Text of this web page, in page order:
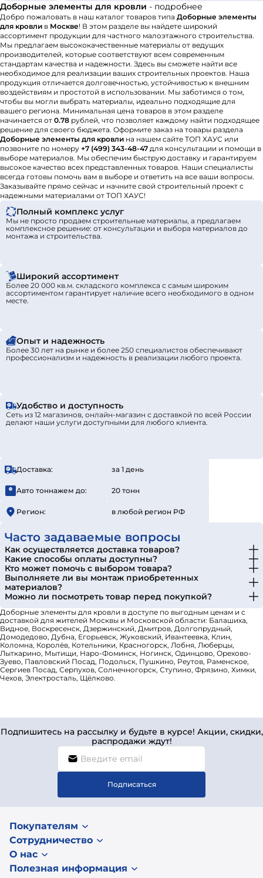
Доборные элементы для кровли - подробнее
Добро пожаловать в наш каталог товаров типа Доборные элементы
для кровли в Москве! В этом разделе вы найдете широкий
ассортимент продукции для частного малоэтажного строительства.
Мы предлагаем высококачественные материалы от ведущих
производителей, которые соответствуют всем современным
стандартам качества и надежности. Здесь вы сможете найти все
необходимое для реализации ваших строительных проектов. Наша
продукция отличается долговечностью, устойчивостью к внешним
воздействиям и простотой в использовании. Мы заботимся о том,
чтобы вы могли выбрать материалы, идеально подходящие для
вашего региона. Минимальная цена товаров в этом разделе
начинается от 0.78 рублей, что позволяет каждому найти подходящее
решение для своего бюджета. Оформите заказ на товары раздела
Доборные элементы для кровли на нашем сайте ТОП ХАУС или
позвоните по номеру +7 (499) 343-48-47 для консультации и помощи в
выборе материалов. Мы обеспечим быструю доставку и гарантируем
высокое качество всех представленных товаров. Наши специалисты
всегда готовы помочь вам в выборе и ответить на все ваши вопросы.
Заказывайте прямо сейчас и начните свой строительный проект с
надежными материалами от ТОП ХАУС!
Полный комплекс услуг
Мы не просто продаем строительные материалы, а предлагаем
комплексное решение: от консультации и выбора материалов до
монтажа и строительства.
Широкий ассортимент
Более 20 000 кв.м. складского комплекса с самым широким
ассортиментом гарантирует наличие всего необходимого в одном
месте.
Опыт и надежность
Более 30 лет на рынке и более 250 специалистов обеспечивают
профессионализм и надежность в реализации любого проекта.
Удобство и доступность
Сеть из 12 магазинов, онлайн-магазин с доставкой по всей России
делают наши услуги доступными для любого клиента.
Доставка: за 1 день
Авто тоннажем до: 20 тонн
Регион: в любой регион РФ
Часто задаваемые вопросы
Как осуществляется доставка товаров?
Какие способы оплаты доступны?
Кто может помочь с выбором товара?
Выполняете ли вы монтаж приобретенных
материалов?
Можно ли посмотреть товар перед покупкой?
Доборные элементы для кровли в доступе по выгодным ценам и с
доставкой для жителей Москвы и Московской области: Балашиха,
Видное, Воскресенск, Дзержинский, Дмитров, Долгопрудный,
Домодедово, Дубна, Егорьевск, Жуковский, Ивантеевка, Клин,
Коломна, Королёв, Котельники, Красногорск, Лобня, Люберцы,
Лыткарино, Мытищи, Наро-Фоминск, Ногинск, Одинцово, Орехово-
Зуево, Павловский Посад, Подольск, Пушкино, Реутов, Раменское,
Сергиев Посад, Серпухов, Солнечногорск, Ступино, Фрязино, Химки,
Чехов, Электросталь, Щёлково.
Подпишитесь на рассылку и будьте в курсе! Акции, скидки,
распродажи ждут!
Подписаться
Покупателям
Сотрудничество
О нас
Полезная информация